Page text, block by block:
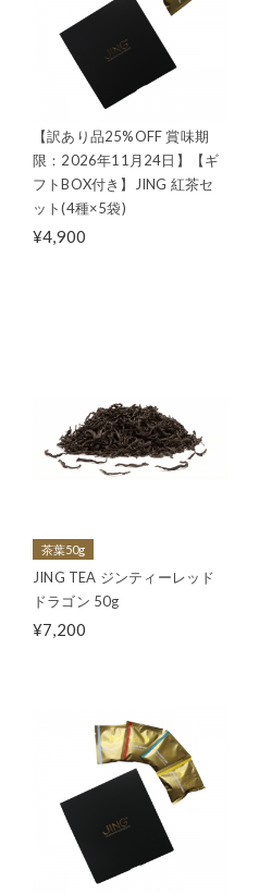
【訳あり品25%OFF 賞味期
限：2026年11月24日】【ギ
フトBOX付き】JING 紅茶セ
ット(4種×5袋)
¥4,900
茶葉50g
JING TEA ジンティーレッド
ドラゴン 50g
¥7,200